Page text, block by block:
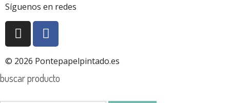
Síguenos en redes
© 2026 Pontepapelpintado.es
buscar producto